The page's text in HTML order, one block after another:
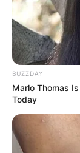
BUZZDAY
Marlo Thomas
Today